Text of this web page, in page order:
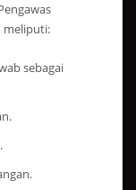
meliputi:
sebagai